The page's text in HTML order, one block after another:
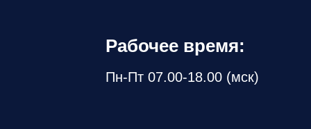
Пн-Пт 07.00-18.00 (мск)
Рабочее время: